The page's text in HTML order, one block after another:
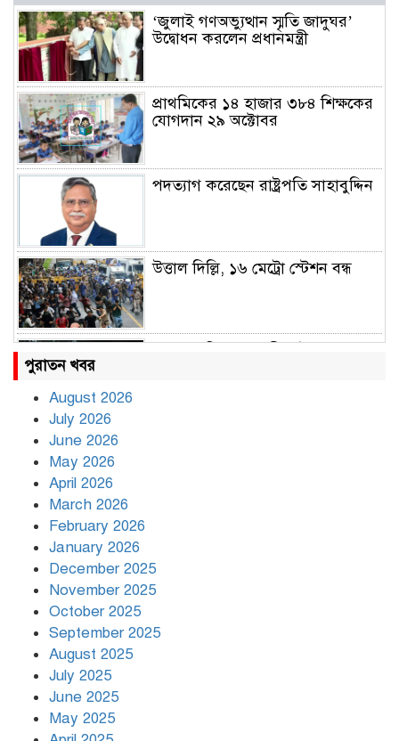
‘জুলাই গণঅভ্যুত্থান স্মৃতি জাদুঘর’
উদ্বোধন করলেন প্রধানমন্ত্রী
প্রাথমিকের ১৪ হাজার ৩৮৪ শিক্ষকের
যোগদান ২৯ অক্টোবর
পদত্যাগ করেছেন রাষ্ট্রপতি সাহাবুদ্দিন
উত্তাল দিল্লি, ১৬ মেট্রো স্টেশন বন্ধ
বৃষ্টি থামার নাম নেই, পথে পথে
পুরাতন খবর
August 2026
July 2026
June 2026
May 2026
April 2026
March 2026
February 2026
January 2026
December 2025
November 2025
October 2025
September 2025
August 2025
July 2025
June 2025
May 2025